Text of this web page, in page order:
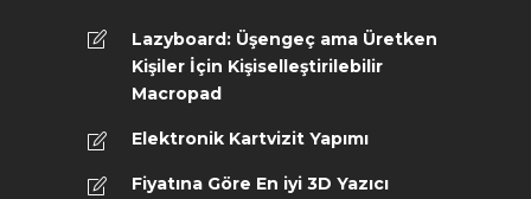
Lazyboard: Üşengeç ama Üretken
Kişiler İçin Kişiselleştirilebilir
Macropad
Elektronik Kartvizit Yapımı
Fiyatına Göre En iyi 3D Yazıcı